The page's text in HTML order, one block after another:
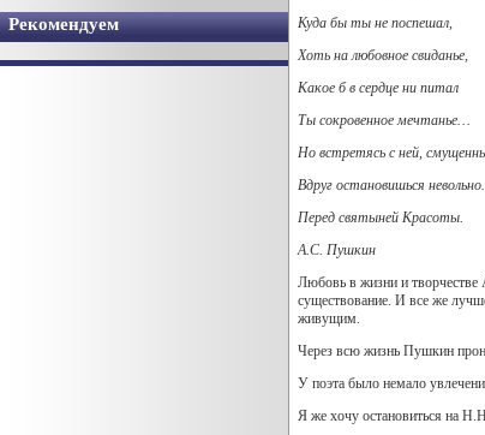
Рекомендуем
Куда бы ты не поспешал,
Хоть на любовное свиданье,
Какое б в сердце ни питал
Ты сокровенное мечтанье…
Но встретясь с ней,
Вдруг остановишься невольно…
Перед святыней Красоты.
А.С. Пушкин
Любовь в жизни и творчестве
существование. И все же
живущим.
Через всю жизнь Пушкин
У поэта было немало
Я же хочу остановиться на